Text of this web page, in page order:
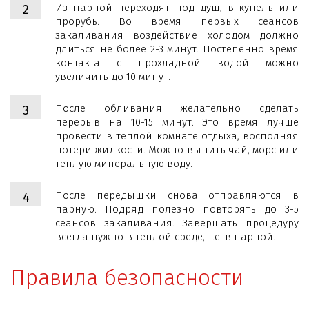
Из парной переходят под душ, в купель или
прорубь. Во время первых сеансов
закаливания воздействие холодом должно
длиться не более 2-3 минут. Постепенно время
контакта с прохладной водой можно
увеличить до 10 минут.
После обливания желательно сделать
перерыв на 10-15 минут. Это время лучше
провести в теплой комнате отдыха, восполняя
потери жидкости. Можно выпить чай, морс или
теплую минеральную воду.
После передышки снова отправляются в
парную. Подряд полезно повторять до 3-5
сеансов закаливания. Завершать процедуру
всегда нужно в теплой среде, т.е. в парной.
Правила безопасности